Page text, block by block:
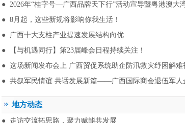
● 2026年“桂字号—广西品牌天下行”活动宣导暨粤港澳大
● 8月起，这些新规将影响你我生活！
● 广西十大支柱产业提速发展结构向优
●
【与机遇同行】第23届峰会日程持续关注！
● 这场新闻发布会上 广西贸促系统助企防汛救灾纾困解难
● 共叙军民情谊 共话发展新篇——广西国际商会退伍军人
地方动态
● 走访交流拓思路，聚力赋能共发展